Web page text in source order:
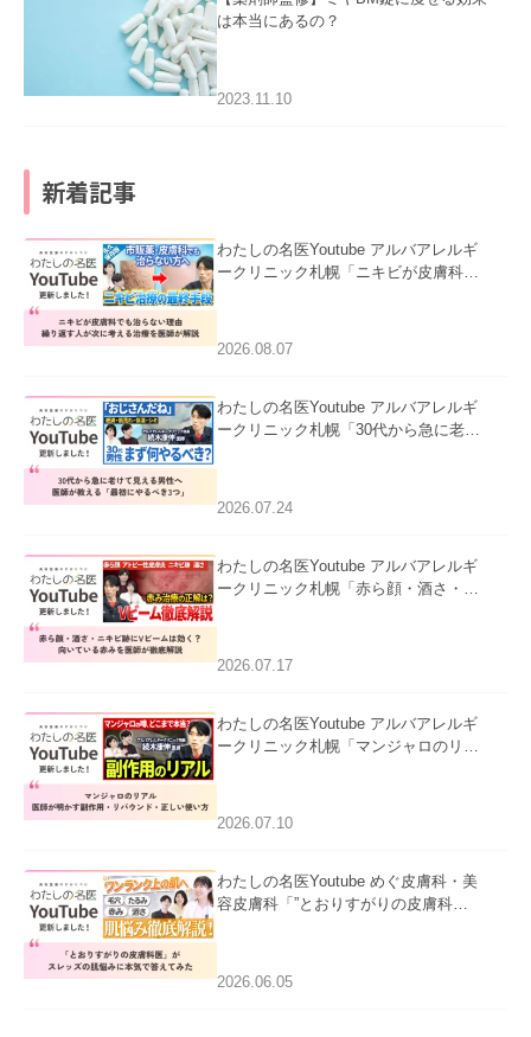
は本当にあるの？
2023.11.10
新着記事
わたしの名医Youtube アルバアレルギ
ークリニック札幌「ニキビが皮膚科で
ました。
2026.08.07
わたしの名医Youtube アルバアレルギ
ークリニック札幌「30代から急に老け
た。
2026.07.24
わたしの名医Youtube アルバアレルギ
ークリニック札幌「赤ら顔・酒さ・ニ
ました。
2026.07.17
わたしの名医Youtube アルバアレルギ
ークリニック札幌「マンジャロのリア
た。
2026.07.10
わたしの名医Youtube めぐ皮膚科・美
容皮膚科「”とおりすがりの皮膚科
2026.06.05